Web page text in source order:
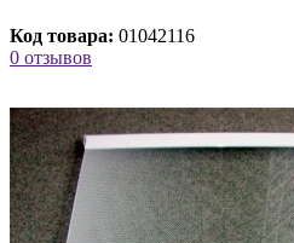
Код товара: 01042116
0 отзывов